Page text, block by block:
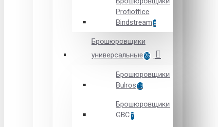
Profioffice
Bindstream 8
Брошюровщики
универсальные 25
Брошюровщики
Bulros 19
Брошюровщики
GBC 7